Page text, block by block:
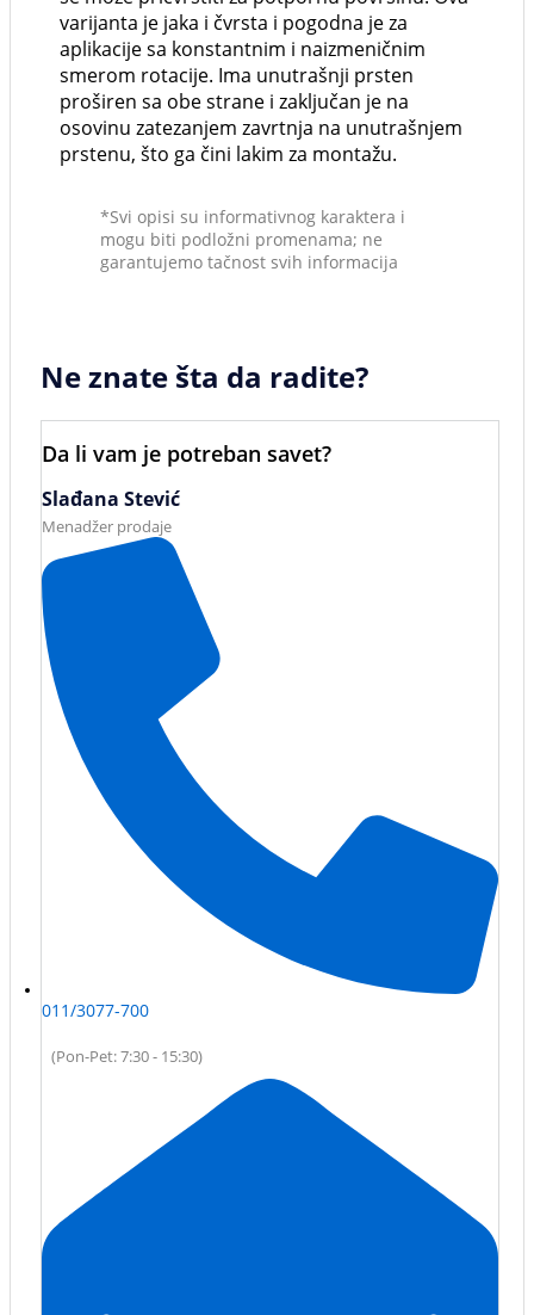
varijanta je jaka i čvrsta i pogodna je za
aplikacije sa konstantnim i naizmeničnim
smerom rotacije. Ima unutrašnji prsten
proširen sa obe strane i zaključan je na
osovinu zatezanjem zavrtnja na unutrašnjem
prstenu, što ga čini lakim za montažu.
*Svi opisi su informativnog karaktera i
mogu biti podložni promenama; ne
garantujemo tačnost svih informacija
Ne znate šta da radite?
Da li vam je potreban savet?
Slađana Stević
Menadžer prodaje
011/3077-700
(Pon-Pet: 7:30 - 15:30)